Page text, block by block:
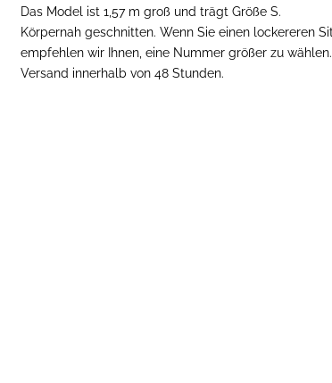
Das Model ist 1,57 m groß und trägt Größe S.
Körpernah geschnitten. Wenn Sie einen lockereren
empfehlen wir Ihnen, eine Nummer größer zu wählen.
Versand innerhalb von 48 Stunden.